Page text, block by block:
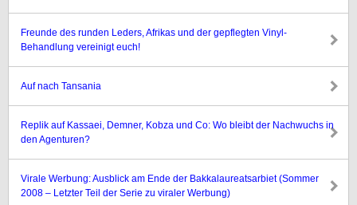
Freunde des runden Leders, Afrikas und der gepflegten Vinyl-
Behandlung vereinigt euch!
Auf nach Tansania
Replik auf Kassaei, Demner, Kobza und Co: Wo bleibt der Nachwuchs in
den Agenturen?
Virale Werbung: Ausblick am Ende der Bakkalaureatsarbiet (Sommer
2008 – Letzter Teil der Serie zu viraler Werbung)